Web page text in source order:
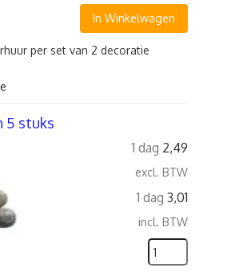
In Winkelwagen
per set van 2 decoratie
5 stuks
1 dag 2,49
excl. BTW
1 dag 3,01
incl. BTW